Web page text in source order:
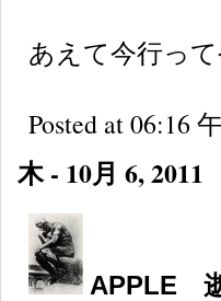
あえて今行っ
Posted at 06:16
木 - 10月 6, 2011
APPLE